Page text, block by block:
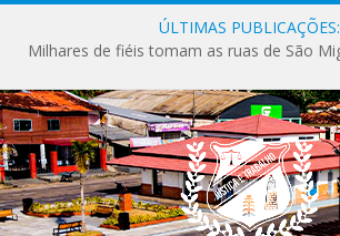
ÚLTIMAS PUBLICAÇÕES: